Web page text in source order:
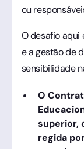
ou
O desafio aqui
e a gestão de
sensibilidade
O
superior,
regida